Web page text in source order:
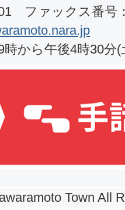
ファックス番号
から午後4時30分
Town All